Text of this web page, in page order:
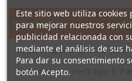
Descripción
Burlete caucho MIARCO perfil
Autoadhesivo. Perfil tipo E.
Este sitio web utiliza cookies
para mejorar nuestros
publicidad relacionada con
mediante el análisis de sus
Para dar su consentimiento
botón Acepto.